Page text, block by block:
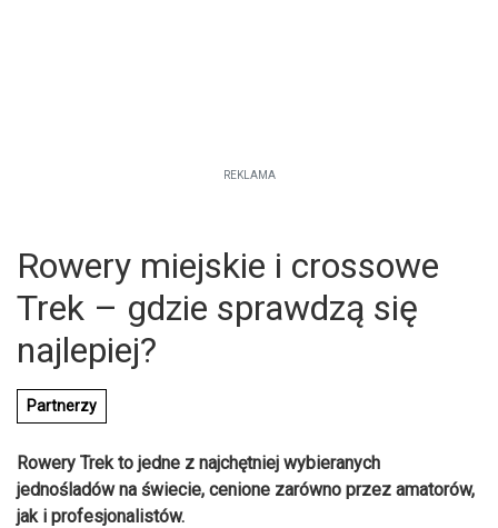
REKLAMA
Rowery miejskie i crossowe
Trek – gdzie sprawdzą się
najlepiej?
Partnerzy
Rowery Trek to jedne z najchętniej wybieranych
jednośladów na świecie, cenione zarówno przez amatorów,
jak i profesjonalistów.